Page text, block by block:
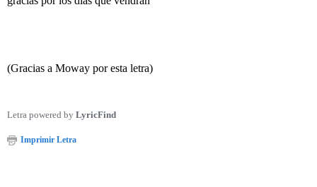
(Gracias a Moway por esta letra)
Letra powered by LyricFind
Imprimir Letra